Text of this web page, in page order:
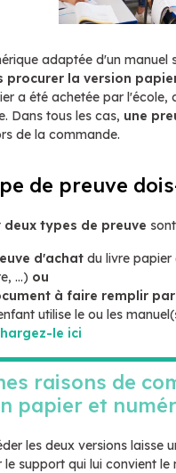
adaptée d'un manuel
procurer la version
a été achetée par l'école,
Dans tous les cas, une
de la commande.
de preuve
deux types de preuve
d'achat du livre papier
...) ou
à faire remplir
utilise le ou les
le ici
raisons de
papier et
les deux versions laisse
le support qui lui convient le